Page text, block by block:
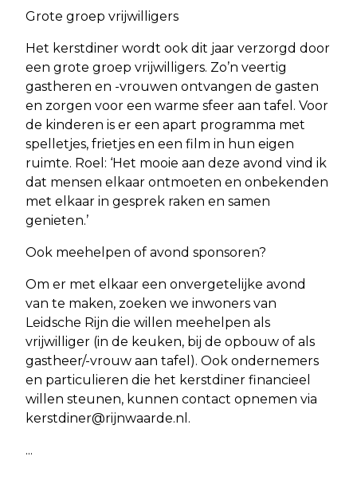
Grote groep vrijwilligers
Het kerstdiner wordt ook dit jaar verzorgd door
een grote groep vrijwilligers. Zo’n veertig
gastheren en -vrouwen ontvangen de gasten
en zorgen voor een warme sfeer aan tafel. Voor
de kinderen is er een apart programma met
spelletjes, frietjes en een film in hun eigen
ruimte. Roel: ‘Het mooie aan deze avond vind ik
dat mensen elkaar ontmoeten en onbekenden
met elkaar in gesprek raken en samen
genieten.’
Ook meehelpen of avond sponsoren?
Om er met elkaar een onvergetelijke avond
van te maken, zoeken we inwoners van
Leidsche Rijn die willen meehelpen als
vrijwilliger (in de keuken, bij de opbouw of als
gastheer/-vrouw aan tafel). Ook ondernemers
en particulieren die het kerstdiner financieel
willen steunen, kunnen contact opnemen via
kerstdiner@rijnwaarde.nl .
...